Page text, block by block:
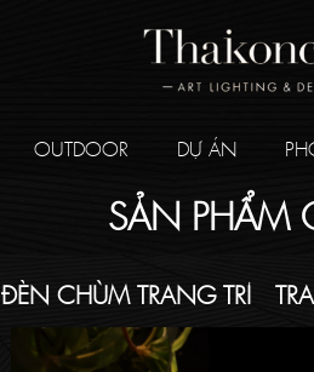
OUTDOOR DỰ ÁN
SẢN PHẨM
ĐÈN CHÙM TRANG TRÍ